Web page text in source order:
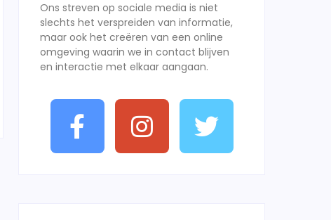
Ons streven op sociale media is niet
slechts het verspreiden van informatie,
maar ook het creëren van een online
omgeving waarin we in contact blijven
en interactie met elkaar aangaan.